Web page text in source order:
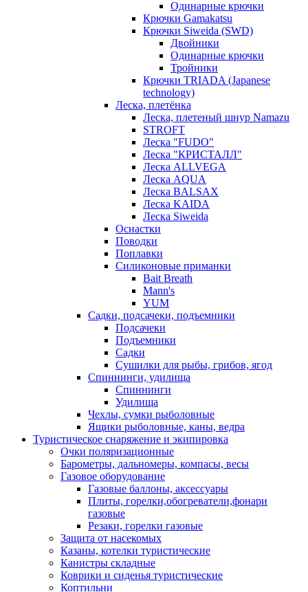
Одинарные крючки
Крючки Gamakatsu
Крючки Siweida (SWD)
Двойники
Одинарные крючки
Тройники
Крючки TRIADA (Japanese
technology)
Леска, плетёнка
Леска, плетеный шнур Namazu
STROFT
Леска "FUDO"
Леска "КРИСТАЛЛ"
Леска ALLVEGA
Леска AQUA
Леска BALSAX
Леска KAIDA
Леска Siweida
Оснастки
Поводки
Поплавки
Силиконовые приманки
Bait Breath
Mann's
YUM
Садки, подсачеки, подъемники
Подсачеки
Подъемники
Садки
Сушилки для рыбы, грибов, ягод
Спиннинги, удилища
Спиннинги
Удилища
Чехлы, сумки рыболовные
Ящики рыболовные, каны, ведра
Туристическое снаряжение и экипировка
Очки поляризационные
Барометры, дальномеры, компасы, весы
Газовое оборудование
Газовые баллоны, аксессуары
Плиты, горелки,обогреватели,фонари
газовые
Резаки, горелки газовые
Защита от насекомых
Казаны, котелки туристические
Канистры складные
Коврики и сиденья туристические
Коптильни